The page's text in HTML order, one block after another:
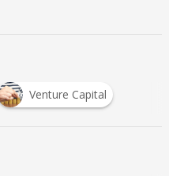
Venture Capital